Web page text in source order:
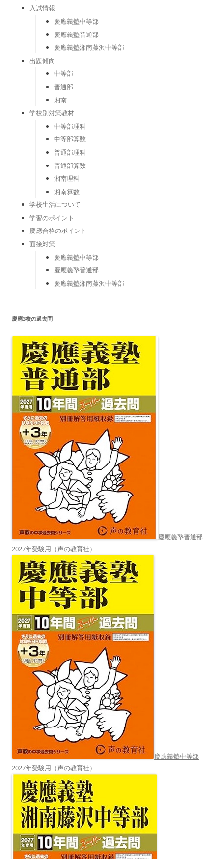
入試情報
慶應義塾中等部
慶應義塾普通部
慶應義塾湘南藤沢中等部
出題傾向
中等部
普通部
湘南
学校別対策教材
中等部理科
中等部算数
普通部理科
普通部算数
湘南理科
湘南算数
学校生活について
学習のポイント
慶應合格のポイント
面接対策
慶應義塾中等部
慶應義塾普通部
慶應義塾湘南藤沢中等部
慶應3校の過去問
慶應義塾普通部
2027年受験用（声の教育社）
慶應義塾中等部
2027年受験用（声の教育社）